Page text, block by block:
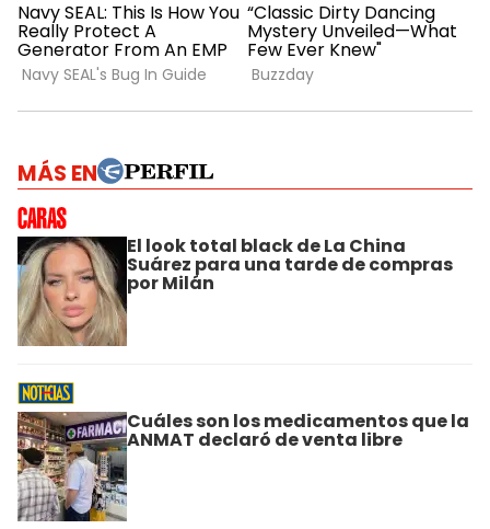
MÁS EN
El look total black de La China
Suárez para una tarde de compras
por Milán
Cuáles son los medicamentos que la
ANMAT declaró de venta libre